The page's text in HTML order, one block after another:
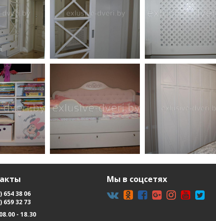
654 38 06
659 32 73
- 18.30
Мы в соцсетях